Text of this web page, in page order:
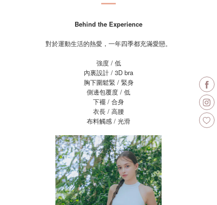
Behind the Experience
對於運動生活的熱愛，一年四季都充滿愛戀。
強度 / 低
內裏設計 / 3D bra
胸下圍鬆緊 / 緊身
側邊包覆度 / 低
下襬 / 合身
衣長 / 高腰
布料觸感 / 光滑